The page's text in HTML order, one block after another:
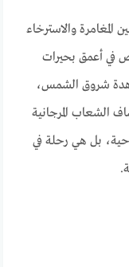
المغامرة والاسترخاء
في أعمق بحيرات
شروق الشمس،
الشعاب المرجانية
بل هي رحلة في